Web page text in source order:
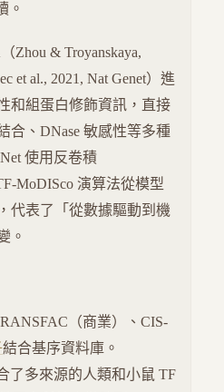
。
Zhou & Troyanskaya,
et al., 2021, Nat Genet）進
和組蛋白修飾資訊，直接
合、DNase 敏感性等多種
使用反卷積
MoDISco 演算法從模型
代表了「從數據驅動到機
。
（商業）、CIS-
結合基序資料庫。
了多來源的人類和小鼠 TF